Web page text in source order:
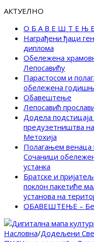
АКТУЕЛНО
О Б А В Е Ш Т Е Њ Е
Награђени ђаци
диплома
Обележена
Лепосавићу
Парастосом и
обележена
Обавештење
Лепосавић
Додела
предузетништва
Метохија
Полагањем венаца
Сочаници
устанка
Братске и
поклон пакетиће
установа на
ОБАВЕШТЕЊЕ –
Насловна/Додељени